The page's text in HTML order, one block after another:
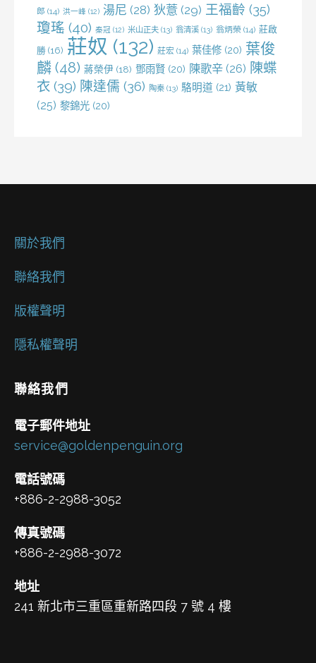
郎 (14) 洪一峰 (12) 湯尼 (28) 狄薏 (29) 王福齡 (35)
瓊瑤 (40) 秦冠 (12) 米山正夫 (13) 翁清溪 (13) 翁炳榮 (14) 莊啟
勝 (16) 莊奴 (132) 莊宏 (14) 葉佳修 (20) 葉俊
麟 (48) 蔣榮伊 (18) 鄧雨賢 (20) 陳歌辛 (26) 陳蝶
衣 (39) 陳達儒 (36) 陶秦 (13) 駱明道 (21) 黃敏
(25) 黎錦光 (20)
關於我們
聯絡我們
版權聲明
隱私權聲明
聯絡我們
電子郵件地址
service@goldenpenguin.org
電話號碼
+886-2-2988-3052
傳真號碼
+886-2-2988-3072
地址
241 新北市三重區重新路四段 7 號 4 樓